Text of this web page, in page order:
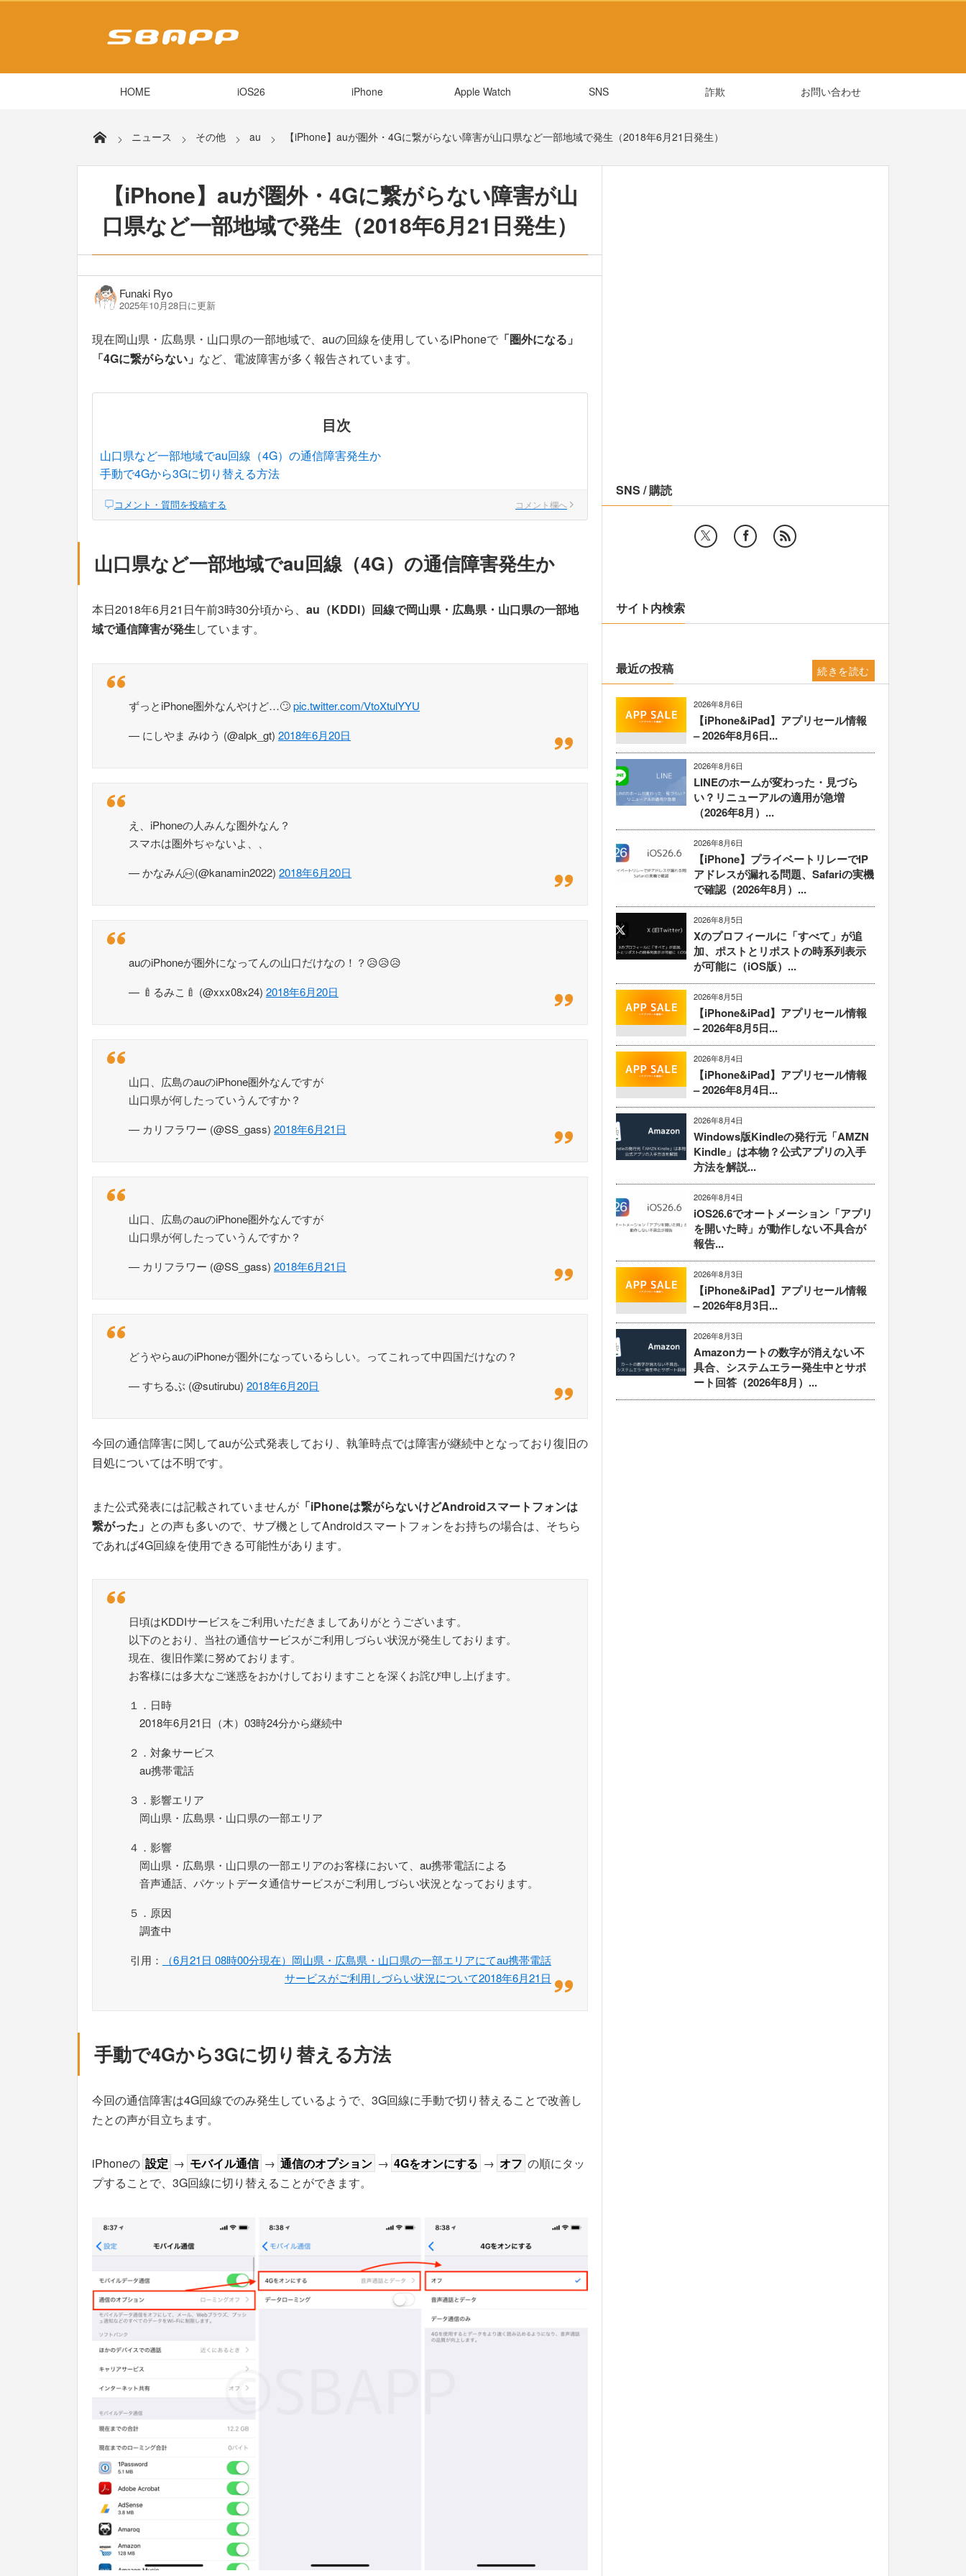
HOME iOS26 iPhone Apple Watch SNS 詐欺 お問い合わせ
ニュース その他 au 【iPhone】auが圏外・4Gに繋がらない障害が山口県など一部地域で発生（2018年6月21日発生）
【iPhone】auが圏外・4Gに繋がらない障害が山
口県など一部地域で発生（2018年6月21日発生）
Funaki Ryo
2025年10月28日に更新
現在岡山県・広島県・山口県の一部地域で、auの回線を使用しているiPhoneで 「圏外になる」
「4Gに繋がらない」 など、電波障害が多く報告されています。
目次
山口県など一部地域でau回線（4G）の通信障害発生か
手動で4Gから3Gに切り替える方法
コメント・質問を投稿する コメント欄へ
山口県など一部地域でau回線（4G）の通信障害発生か
本日2018年6月21日午前3時30分頃から、 au（KDDI）回線で岡山県・広島県・山口県の一部地
域で通信障害が発生しています。
ずっとiPhone圏外なんやけど…🙄pic.twitter.com/VtoXtulYYU
— にしやま みゆう (@alpk_gt) 2018年6月20日
え、iPhoneの人みんな圏外なん？
スマホは圏外ぢゃないよ、、
— かなみん⑅⃝︎ (@kanamin2022) 2018年6月20日
auのiPhoneが圏外になってんの山口だけなの！？😥😥😥
— 🍼るみこ🍼 (@xxx08x24) 2018年6月20日
山口、広島のauのiPhone圏外なんですが
山口県が何したっていうんですか？
— カリフラワー (@SS_gass) 2018年6月21日
山口、広島のauのiPhone圏外なんですが
山口県が何したっていうんですか？
— カリフラワー (@SS_gass) 2018年6月21日
どうやらauのiPhoneが圏外になっているらしい。ってこれって中四国だけなの？
— すちるぶ (@sutirubu) 2018年6月20日
今回の通信障害に関してauが公式発表しており、執筆時点では障害が継続中となっており復旧の
目処については不明です。
また公式発表には記載されていませんが 「iPhoneは繋がらないけどAndroidスマートフォンは
繋がった」 との声も多いので、サブ機としてAndroidスマートフォンをお持ちの場合は、そちら
であれば4G回線を使用できる可能性があります。
日頃はKDDIサービスをご利用いただきましてありがとうございます。
以下のとおり、当社の通信サービスがご利用しづらい状況が発生しております。
現在、復旧作業に努めております。
お客様には多大なご迷惑をおかけしておりますことを深くお詫び申し上げます。
１．日時
2018年6月21日（木）03時24分から継続中
２．対象サービス
au携帯電話
３．影響エリア
岡山県・広島県・山口県の一部エリア
４．影響
岡山県・広島県・山口県の一部エリアのお客様において、au携帯電話による
音声通話、パケットデータ通信サービスがご利用しづらい状況となっております。
５．原因
調査中
引用：
（6月21日 08時00分現在）岡山県・広島県・山口県の一部エリアにてau携帯電話
サービスがご利用しづらい状況について2018年6月21日
手動で4Gから3Gに切り替える方法
今回の通信障害は4G回線でのみ発生しているようで、3G回線に手動で切り替えることで改善し
たとの声が目立ちます。
iPhoneの 設定 → モバイル通信 → 通信のオプション → 4Gをオンにする → オフ の順にタッ
プすることで、3G回線に切り替えることができます。
SNS / 購読
サイト内検索
最近の投稿
2026年8月6日
【iPhone&iPad】アプリセール情報
– 2026年8月6日...
2026年8月6日
LINEのホームが変わった・見づら
い？リニューアルの適用が急増
（2026年8月）...
2026年8月6日
【iPhone】プライベートリレーでIP
アドレスが漏れる問題、Safariの実機
で確認（2026年8月）...
2026年8月5日
Xのプロフィールに「すべて」が追
加、ポストとリポストの時系列表示
が可能に（iOS版）...
2026年8月5日
【iPhone&iPad】アプリセール情報
– 2026年8月5日...
2026年8月4日
【iPhone&iPad】アプリセール情報
– 2026年8月4日...
2026年8月4日
Windows版Kindleの発行元「AMZN
Kindle」は本物？公式アプリの入手
方法を解説...
2026年8月4日
iOS26.6でオートメーション「アプリ
を開いた時」が動作しない不具合が
報告...
2026年8月3日
【iPhone&iPad】アプリセール情報
– 2026年8月3日...
2026年8月3日
Amazonカートの数字が消えない不
具合、システムエラー発生中とサポ
ート回答（2026年8月）...
続きを読む